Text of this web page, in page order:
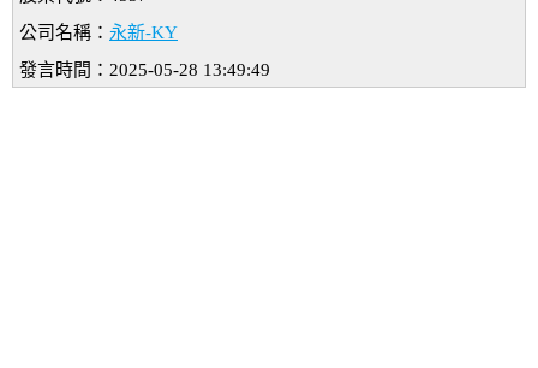
公司名稱： 永新-KY
發言時間：2025-05-28 13:49:49